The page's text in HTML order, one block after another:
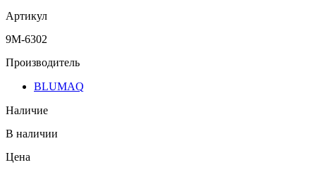
Артикул
9M-6302
Производитель
BLUMAQ
Наличие
В наличии
Цена